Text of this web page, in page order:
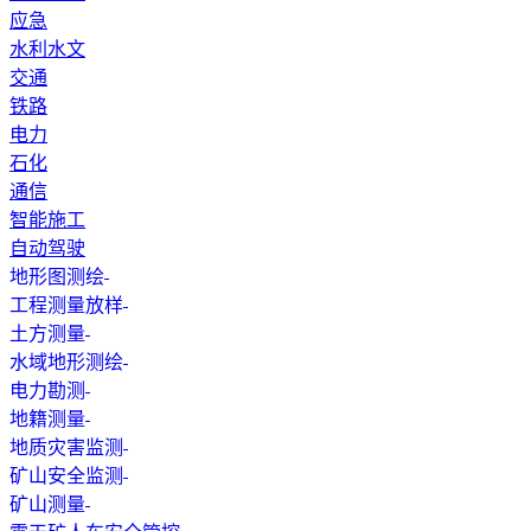
应急
水利水文
交通
铁路
电力
石化
通信
智能施工
自动驾驶
地形图测绘
工程测量放样
土方测量
水域地形测绘
电力勘测
地籍测量
地质灾害监测
矿山安全监测
矿山测量